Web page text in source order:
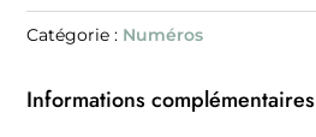
Catégorie : Numéros
Informations complémentaires